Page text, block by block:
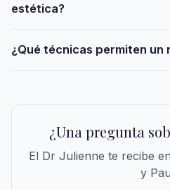
estética?
¿Qué técnicas permiten un
¿Una pregunta
El Dr Julienne te recibe
y